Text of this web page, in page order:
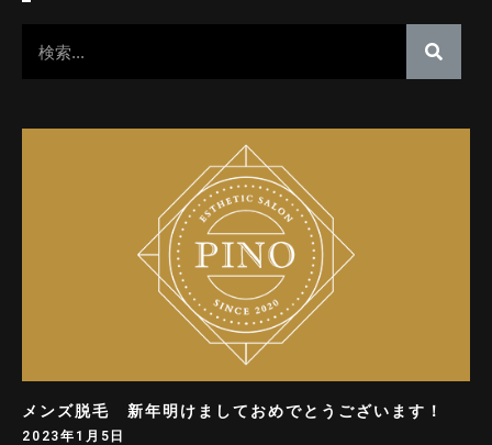
メンズ脱毛 新年明けましておめでとうございます！
2023年1月5日